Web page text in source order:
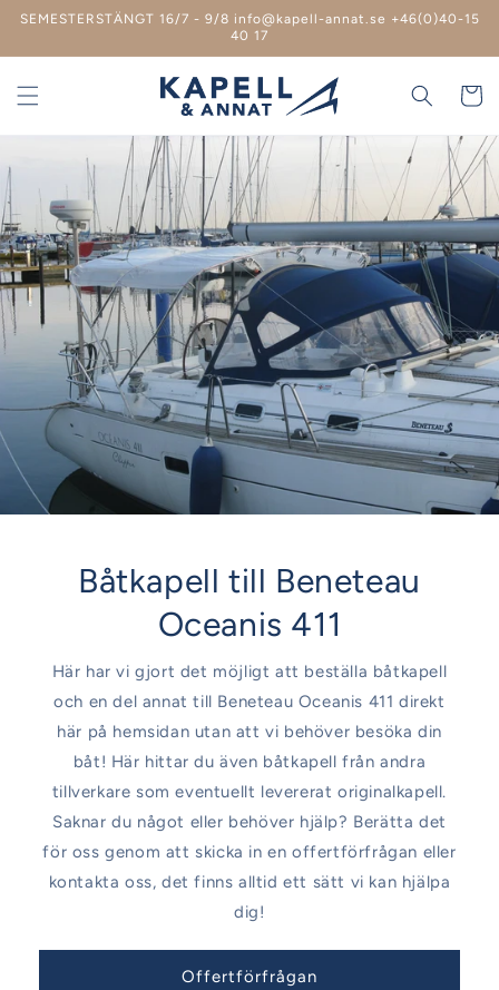
vidare
innehåll
SEMESTERSTÄNGT 16/7 - 9/8 info@kapell-annat.se +46(0)40-15
40 17
Båtkapell till Beneteau
Oceanis 411
Här har vi gjort det möjligt att beställa båtkapell
och en del annat till Beneteau Oceanis 411 direkt
här på hemsidan utan att vi behöver besöka din
båt! Här hittar du även båtkapell från andra
tillverkare som eventuellt levererat originalkapell.
Saknar du något eller behöver hjälp? Berätta det
för oss genom att skicka in en offertförfrågan eller
kontakta oss, det finns alltid ett sätt vi kan hjälpa
dig!
Offertförfrågan